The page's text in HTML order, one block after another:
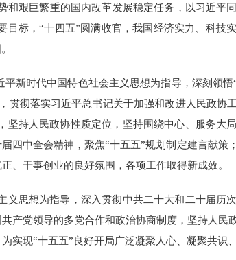
艰巨繁重的国内改革发展稳定任务，以习近平
标，“十四五”圆满收官，我国经济实力、科技
新时代中国特色社会主义思想为指导，深刻领悟
彻落实习近平总书记关于加强和改进人民政协
持人民政协性质定位，坚持围绕中心、服务大
四中全会精神，聚焦“十五五”规划制定建言献策
、干事创业的良好氛围，各项工作取得新成效。
思想为指导，深入贯彻中共二十大和二十届历
产党领导的多党合作和政治协商制度，坚持人民
现“十五五”良好开局广泛凝聚人心、凝聚共识